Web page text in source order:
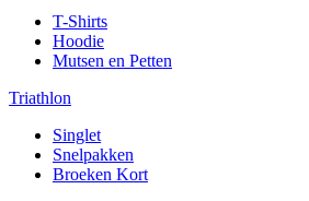
T-Shirts
Hoodie
Mutsen en Petten
Triathlon
Singlet
Snelpakken
Broeken Kort